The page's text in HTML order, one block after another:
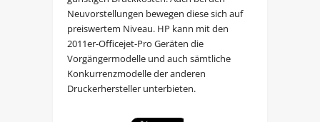
Neuvorstellungen bewegen diese sich auf
preiswertem Niveau. HP kann mit den
2011er-Officejet-Pro Geräten die
Vorgängermodelle und auch sämtliche
Konkurrenzmodelle der anderen
Druckerhersteller unterbieten.